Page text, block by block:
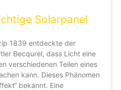
Solarpanel
1839 entdeckte der
Becqurel, dass Licht eine
verschiedenen Teilen eines
kann. Dieses Phänomen
bekannt. Eine